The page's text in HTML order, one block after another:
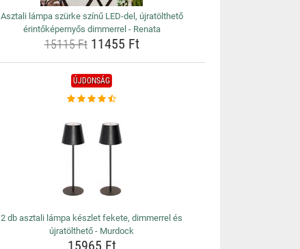
Asztali lámpa szürke színű LED-del, újratölthető
érintőképernyős dimmerrel - Renata
15115 Ft11455 Ft
ÚJDONSÁG
2 db asztali lámpa készlet fekete, dimmerrel és
újratölthető - Murdock
15965 Ft